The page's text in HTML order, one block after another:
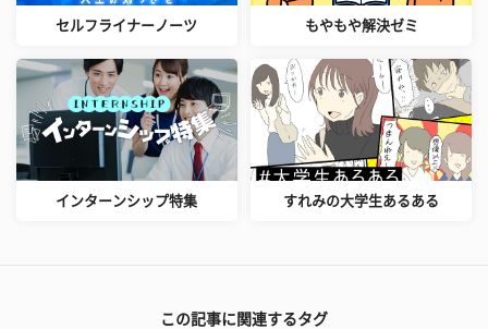
セルフライナーノーツ もやもや解決ゼミ
インターンシップ特集 すれみの大学生あるある
この記事に関連するタグ